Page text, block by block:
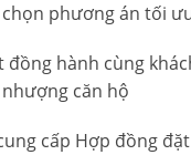
phương án tối
đồng hành cùng
căn hộ
cấp Hợp đồng